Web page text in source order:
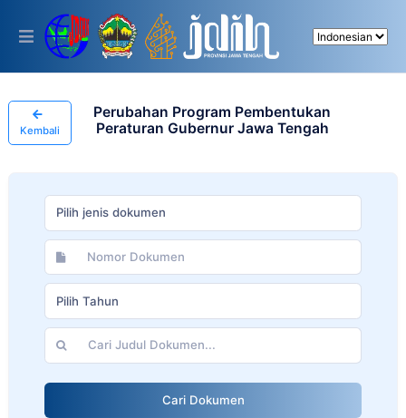
This
includes
accessibility
system.
Kembali
Perubahan Program Pembentukan
Peraturan Gubernur Jawa Tengah
Pilih jenis dokumen
Pilih Tahun
Cari Dokumen